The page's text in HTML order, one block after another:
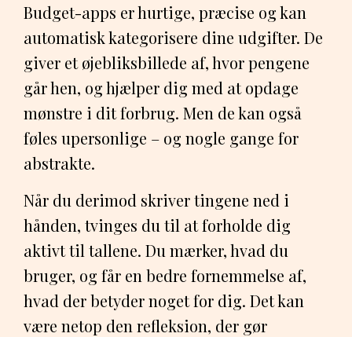
Budget-apps er hurtige, præcise og kan
automatisk kategorisere dine udgifter. De
giver et øjebliksbillede af, hvor pengene
går hen, og hjælper dig med at opdage
mønstre i dit forbrug. Men de kan også
føles upersonlige – og nogle gange for
abstrakte.
Når du derimod skriver tingene ned i
hånden, tvinges du til at forholde dig
aktivt til tallene. Du mærker, hvad du
bruger, og får en bedre fornemmelse af,
hvad der betyder noget for dig. Det kan
være netop den refleksion, der gør